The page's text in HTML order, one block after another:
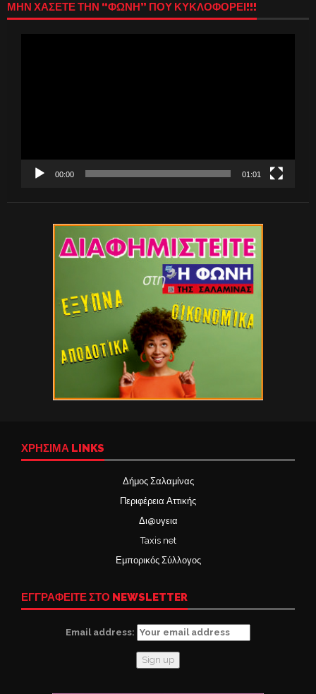
ΜΗΝ ΧΑΣΕΤΕ ΤΗΝ “ΦΩΝΗ” ΠΟΥ ΚΥΚΛΟΦΟΡΕΙ!!!
00:00 01:01
ΧΡΉΣΙΜΑ LINKS
Δήμος Σαλαμίνας
Περιφέρεια Αττικής
Δι@υγεια
Taxis net
Εμπορικός Σύλλογος
ΕΓΓΡΑΦΕΙΤΕ ΣΤΟ NEWSLETTER
Email address: